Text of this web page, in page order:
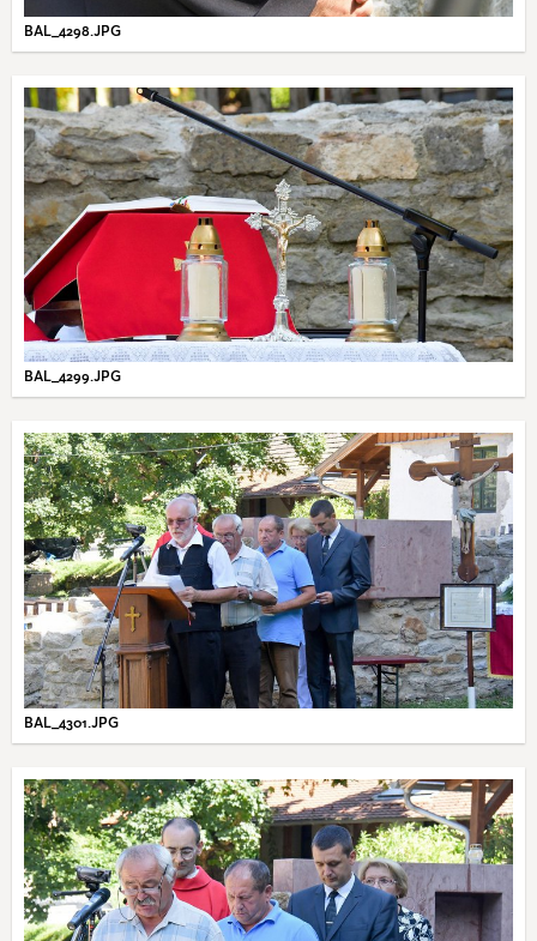
BAL_4298.JPG
BAL_4299.JPG
BAL_4301.JPG